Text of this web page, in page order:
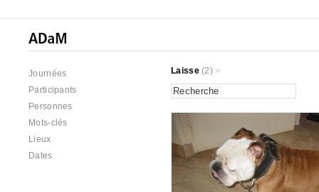
Journées
Participants
Personnes
Mots-clés
Lieux
Dates
Laisse(2)